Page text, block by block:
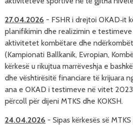
27.04.2026 - FSHR i drejtoi OKAD‑it
planifikimin dhe realizimin e
aktivitetet kombëtare dhe
(Kampionati Ballkanik, Evropian,
kërkesë u rikujtua marrëveshja e
dhe vështirësitë financiare të krijuara
ana e OKAD i testimeve në vitet
përcoll për dijeni MTKS dhe KOKSH.
24.04.2026 - Sipas kërkesës së